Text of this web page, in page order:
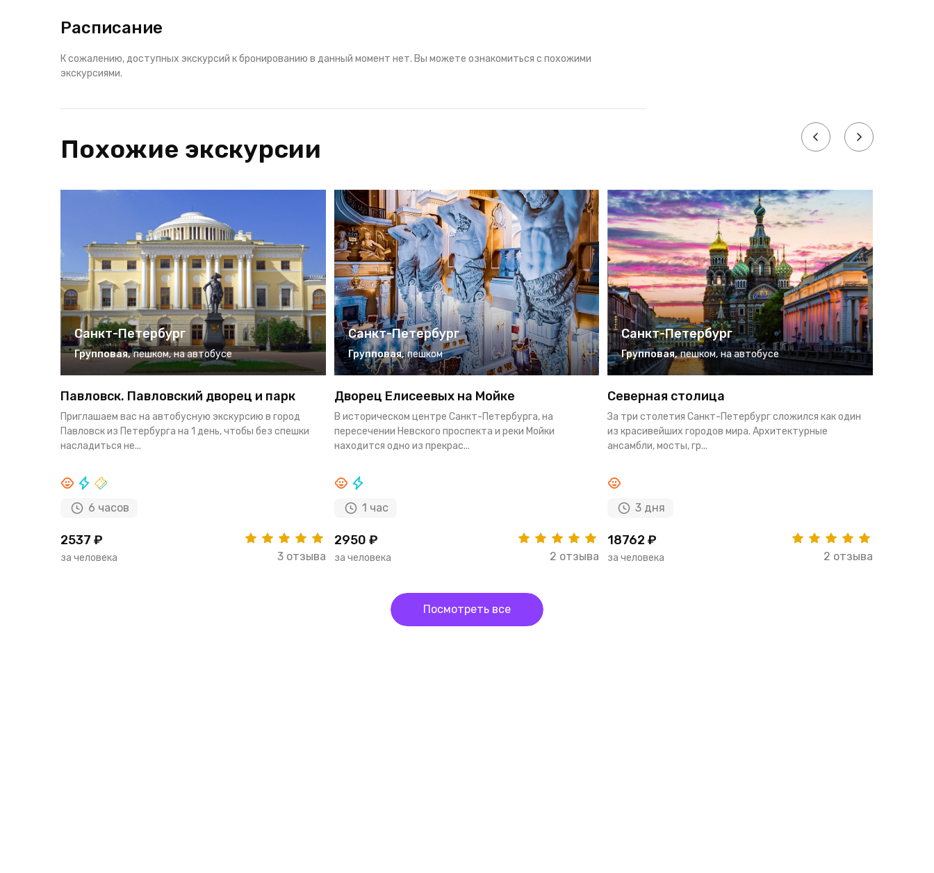
Расписание
К сожалению, доступных экскурсий к бронированию в данный момент нет. Вы можете ознакомиться с похожими
экскурсиями.
Похожие экскурсии
Санкт-Петербург
Групповая, пешком, на автобусе
Павловск. Павловский дворец и парк
Приглашаем вас на автобусную экскурсию в город
Павловск из Петербурга на 1 день, чтобы без спешки
насладиться не...
6 часов
2537 ₽
за человека 3 отзыва
Санкт-Петербург
Групповая, пешком
Дворец Елисеевых на Мойке
В историческом центре Санкт-Петербурга, на
пересечении Невского проспекта и реки Мойки
находится одно из прекрас...
1 час
2950 ₽
за человека 2 отзыва
Санкт-Петербург
Групповая, пешком, на автобусе
Северная столица
За три столетия Санкт-Петербург сложился как один
из красивейших городов мира. Архитектурные
ансамбли, мосты, гр...
3 дня
18762 ₽
за человека 2 отзыва
Посмотреть все